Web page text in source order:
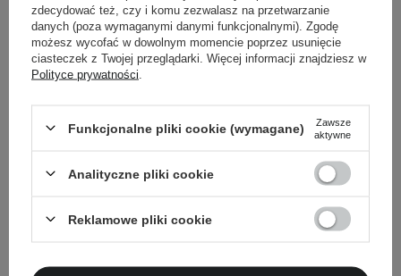
Inni klienci sprawdzali również
zdecydować też, czy i komu zezwalasz na przetwarzanie
danych (poza wymaganymi danymi funkcjonalnymi). Zgodę
możesz wycofać w dowolnym momencie poprzez usunięcie
ciasteczek z Twojej przeglądarki. Więcej informacji znajdziesz w
Polityce prywatności
Funkcjonalne pliki cookie (wymagane)
Zawsze
aktywne
Analityczne pliki cookie
Reklamowe pliki cookie